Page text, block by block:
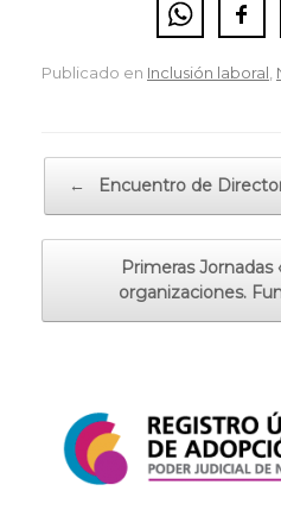
Publicado en Inclusión laboral
← Encuentro de
Primeras Jornadas
organizaciones.